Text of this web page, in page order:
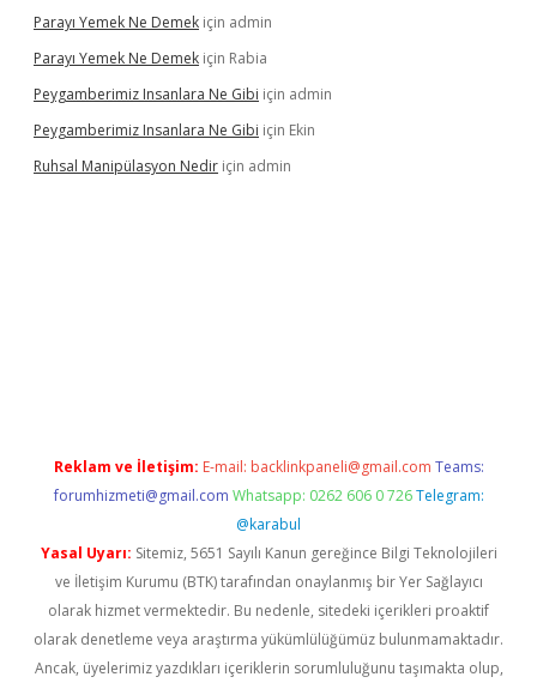
Parayı Yemek Ne Demek için admin
Parayı Yemek Ne Demek için Rabia
Peygamberimiz Insanlara Ne Gibi için admin
Peygamberimiz Insanlara Ne Gibi için Ekin
Ruhsal Manipülasyon Nedir için admin
Reklam ve İletişim: E-mail: backlinkpaneli@gmail.com Teams:
forumhizmeti@gmail.com Whatsapp: 0262 606 0 726 Telegram:
@karabul
Yasal Uyarı: Sitemiz, 5651 Sayılı Kanun gereğince Bilgi Teknolojileri
ve İletişim Kurumu (BTK) tarafından onaylanmış bir Yer Sağlayıcı
olarak hizmet vermektedir. Bu nedenle, sitedeki içerikleri proaktif
olarak denetleme veya araştırma yükümlülüğümüz bulunmamaktadır.
Ancak, üyelerimiz yazdıkları içeriklerin sorumluluğunu taşımakta olup,